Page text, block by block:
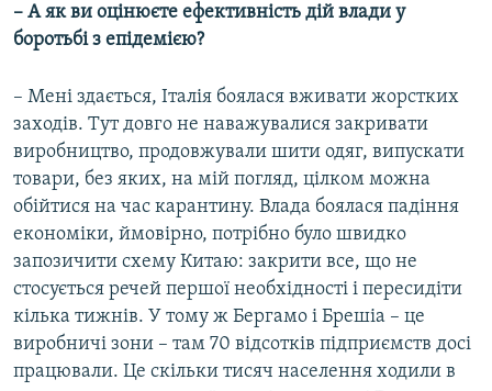
– А як ви оцінюєте ефективність дій влади у
боротьбі з епідемією?
– Мені здається, Італія боялася вживати жорстких
заходів. Тут довго не наважувалися закривати
виробництво, продовжували шити одяг, випускати
товари, без яких, на мій погляд, цілком можна
обійтися на час карантину. Влада боялася падіння
економіки, ймовірно, потрібно було швидко
запозичити схему Китаю: закрити все, що не
стосується речей першої необхідності і пересидіти
кілька тижнів. У тому ж Бергамо і Брешіа – це
виробничі зони – там 70 відсотків підприємств досі
працювали. Це скільки тисяч населення ходили в